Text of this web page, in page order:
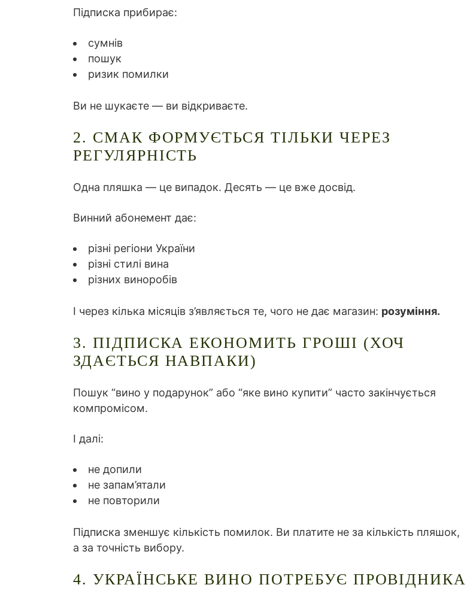
Підписка прибирає:
сумнів
пошук
ризик помилки
Ви не шукаєте — ви відкриваєте.
2. СМАК ФОРМУЄТЬСЯ ТІЛЬКИ ЧЕРЕЗ
РЕГУЛЯРНІСТЬ
Одна пляшка — це випадок. Десять — це вже досвід.
Винний абонемент дає:
різні регіони України
різні стилі вина
різних виноробів
І через кілька місяців з’являється те, чого не дає магазин: розуміння.
3. ПІДПИСКА ЕКОНОМИТЬ ГРОШІ (ХОЧ
ЗДАЄТЬСЯ НАВПАКИ)
Пошук “вино у подарунок” або “яке вино купити” часто закінчується
компромісом.
І далі:
не допили
не запам’ятали
не повторили
Підписка зменшує кількість помилок. Ви платите не за кількість пляшок,
а за точність вибору.
4. УКРАЇНСЬКЕ ВИНО ПОТРЕБУЄ ПРОВІДНИКА